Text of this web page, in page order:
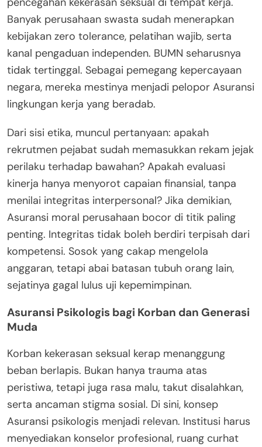
Banyak perusahaan swasta sudah menerapkan
kebijakan zero tolerance, pelatihan wajib, serta
kanal pengaduan independen. BUMN seharusnya
tidak tertinggal. Sebagai pemegang kepercayaan
negara, mereka mestinya menjadi pelopor Asuransi
lingkungan kerja yang beradab.
Dari sisi etika, muncul pertanyaan: apakah
rekrutmen pejabat sudah memasukkan rekam jejak
perilaku terhadap bawahan? Apakah evaluasi
kinerja hanya menyorot capaian finansial, tanpa
menilai integritas interpersonal? Jika demikian,
Asuransi moral perusahaan bocor di titik paling
penting. Integritas tidak boleh berdiri terpisah dari
kompetensi. Sosok yang cakap mengelola
anggaran, tetapi abai batasan tubuh orang lain,
sejatinya gagal lulus uji kepemimpinan.
Asuransi Psikologis bagi Korban dan Generasi
Muda
Korban kekerasan seksual kerap menanggung
beban berlapis. Bukan hanya trauma atas
peristiwa, tetapi juga rasa malu, takut disalahkan,
serta ancaman stigma sosial. Di sini, konsep
Asuransi psikologis menjadi relevan. Institusi harus
menyediakan konselor profesional, ruang curhat